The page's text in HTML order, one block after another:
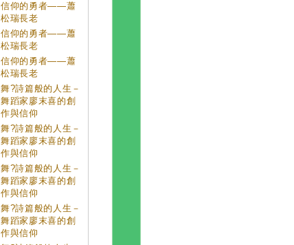
信仰的勇者——蕭
松瑞長老
信仰的勇者——蕭
松瑞長老
信仰的勇者——蕭
松瑞長老
舞?詩篇般的人生－
舞蹈家廖末喜的創
作與信仰
舞?詩篇般的人生－
舞蹈家廖末喜的創
作與信仰
舞?詩篇般的人生－
舞蹈家廖末喜的創
作與信仰
舞?詩篇般的人生－
舞蹈家廖末喜的創
作與信仰